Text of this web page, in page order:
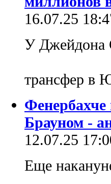
16.07.25
У Джейдона
трансфер в
Брауном -
12.07.25
Еще